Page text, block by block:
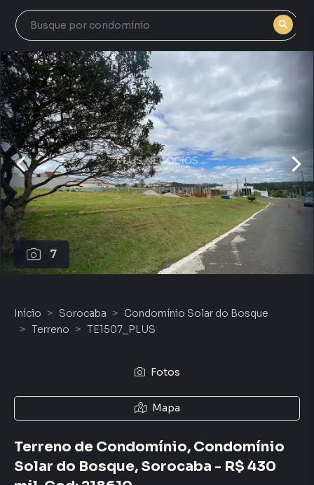
7
Início Sorocaba
Condomínio Solar do Bosque
Terreno
TE1507_PLUS
Fotos
Mapa
Terreno de Condomínio, Condomínio
Solar do Bosque, Sorocaba - R$ 430